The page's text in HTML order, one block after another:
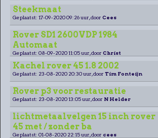
Steekmaat
Geplaatst: 17-09-2020 09:26 uur, door Cees
Rover SD1 2600VDP 1984
Automaat
Geplaatst: 08-09-2020 11:05 uur, door Christ
Kachel rover 45 1.8 2002
Geplaatst: 23-08-2020 20:30 uur, door Tim Fonteijn
Rover p3 voor restauratie
Geplaatst: 23-08-2020 13:05 uur, door N Helder
lichtmetaalvelgen 15 inch rover
45 met / zonder ba
Geplaatst: 01-08-2020 22:15 uur, door cees